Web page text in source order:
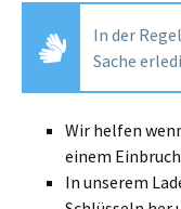
In der
Sache
Wir helfen
einem
In unserem